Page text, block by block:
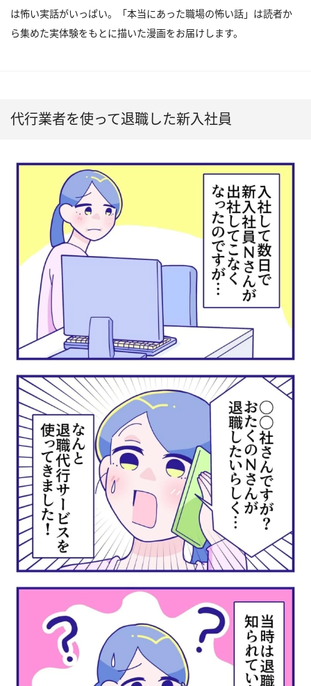
は怖い実話がいっぱい。「本当にあった職場の怖い話」は読者か
ら集めた実体験をもとに描いた漫画をお届けします。
代行業者を使って退職した新入社員